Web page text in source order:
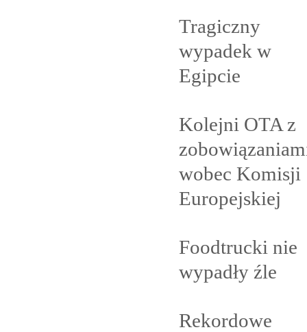
Tragiczny
wypadek w
Egipcie
Kolejni OTA z
wobec Komisji
Europejskiej
Foodtrucki nie
wypadły źle
Rekordowe